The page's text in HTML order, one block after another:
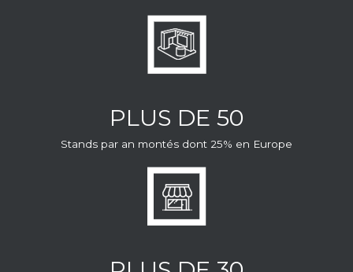
PLUS DE 50
Stands par an montés dont 25% en Europe